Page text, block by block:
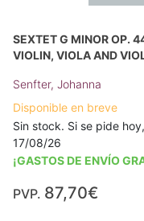
SEXTET G MINOR OP.
VIOLIN, VIOLA AND
Senfter, Johanna
Disponible en breve
Sin stock. Si se pide
17/08/26
¡GASTOS DE ENVÍO
PVP. 87,70€